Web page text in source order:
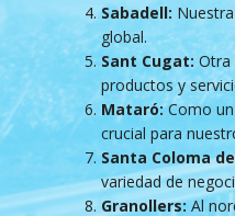
Sabadell:
global.
Sant Cugat: Otra
productos y
Mataró:Como un
crucial para
Santa Coloma
variedad de
Granollers:Al